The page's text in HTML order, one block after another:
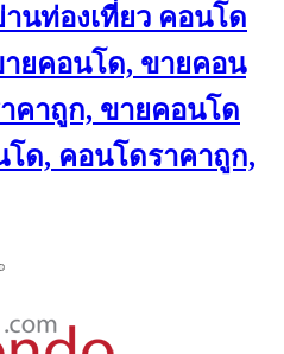
นท่องเที่ยว คอนโด
ยคอนโด, ขายคอน
คาถูก, ขายคอนโด
โด, คอนโดราคาถูก,